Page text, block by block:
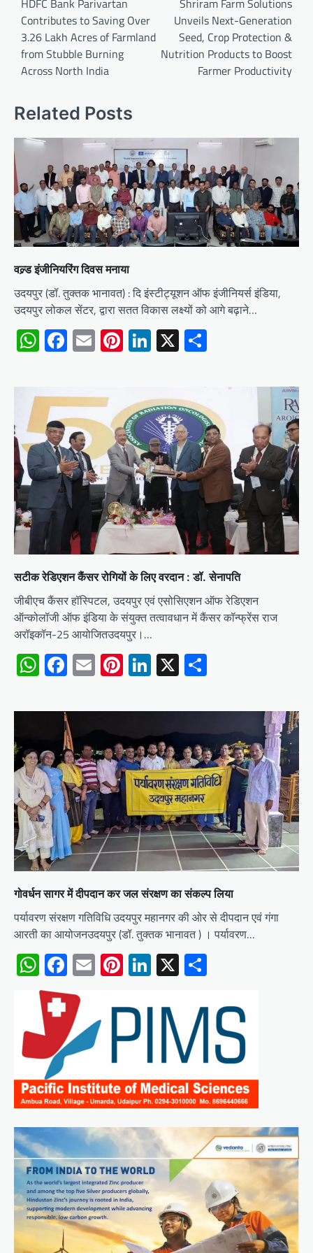
Contributes to Saving Over
3.26 Lakh Acres of Farmland
from Stubble Burning
Across North India
Unveils Next-Generation
Seed, Crop Protection &
Nutrition Products to Boost
Farmer Productivity
Related Posts
वल्र्ड इंजीनियरिंग दिवस मनाया
उदयपुर (डॉ. तुक्तक भानावत) : दि इंस्टीट्यूशन ऑफ इंजीनियर्स इंडिया,
उदयपुर लोकल सेंटर, द्वारा सतत विकास लक्ष्यों को आगे बढ़ाने…
WhatsApp
Facebook
EmailPinterest
LinkedIn
X
सटीक रेडिएशन कैंसर रोगियों के लिए वरदान : डॉ. सेनापति
जीबीएच कैंसर हॉस्पिटल, उदयपुर एवं एसोसिएशन ऑफ रेडिएशन
ऑन्कोलॉजी ऑफ इंडिया के संयुक्त तत्वावधान में कैंसर कॉन्फ्रेंस राज
अरॉइकॉन-25 आयोजितउदयपुर।…
WhatsApp
Facebook
EmailPinterest
LinkedIn
X
गोवर्धन सागर में दीपदान कर जल संरक्षण का संकल्प लिया
पर्यावरण संरक्षण गतिविधि उदयपुर महानगर की ओर से दीपदान एवं गंगा
आरती का आयोजनउदयपुर (डॉ. तुक्तक भानावत ) । पर्यावरण…
WhatsApp
Facebook
EmailPinterest
LinkedIn
X